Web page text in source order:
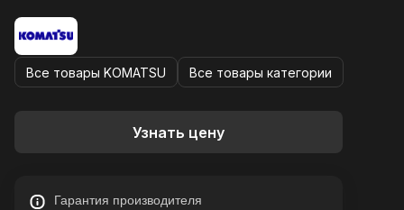
Все товары KOMATSU Все товары категории
Узнать цену
Гарантия производителя